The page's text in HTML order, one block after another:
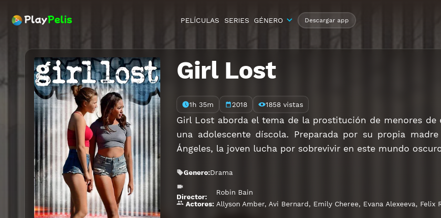
PELÍCULAS SERIES GÉNERO Descargar app
Girl Lost
1h 35m 2018 1858 vistas
Girl Lost aborda el tema de la prostitución de menores
una adolescente díscola. Preparada por su propia
Ángeles, la joven lucha por sobrevivir en este mundo
Genero:Drama
Director:
Robin Bain
Actores: Allyson Amber, Avi Bernard, Emily Cheree, Evana Alexeeva, Felix